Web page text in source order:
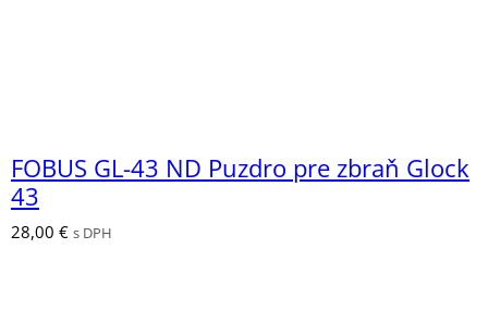
FOBUS GL-43 ND Puzdro pre zbraň Glock
43
28,00 € s DPH